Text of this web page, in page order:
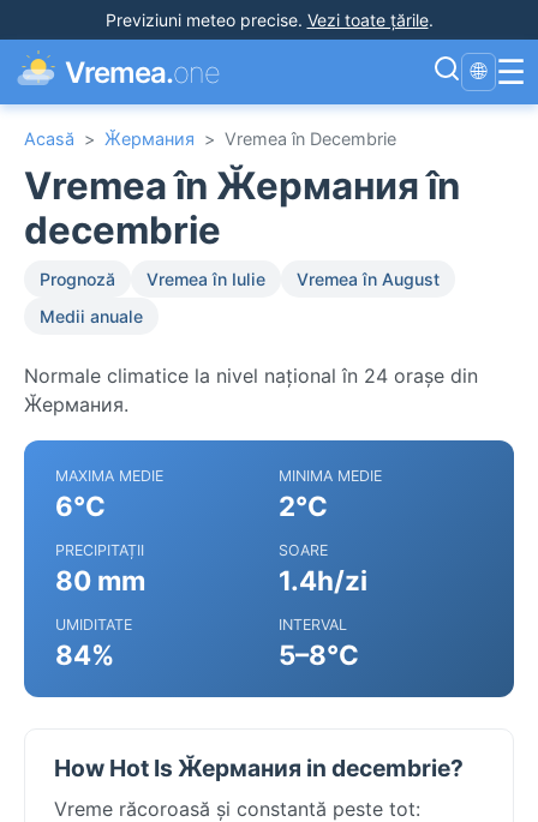
Previziuni meteo precise. Vezi toate țările.
Vremea.one 🌐 ☰
Acasă > Ӂермания > Vremea în Decembrie
Vremea în Ӂермания în
decembrie
Prognoză Vremea în Iulie
Vremea în August
Medii anuale
Normale climatice la nivel național în 24 orașe din
Ӂермания.
MAXIMA MEDIE
6°C
MINIMA MEDIE
2°C
PRECIPITAȚII
80 mm
SOARE
1.4h/zi
UMIDITATE
84%
INTERVAL
5–8°C
How Hot Is Ӂермания in decembrie?
Vreme răcoroasă și constantă peste tot: